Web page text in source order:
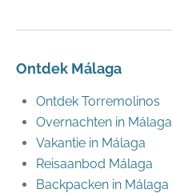
Ontdek Málaga
Ontdek Torremolinos
Overnachten in Málaga
Vakantie in Málaga
Reisaanbod Málaga
Backpacken in Málaga